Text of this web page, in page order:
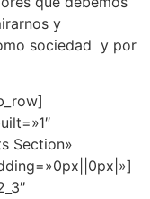
y
sociedad y por
Section»